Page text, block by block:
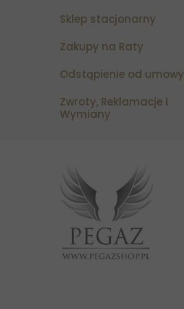
Sklep stacjonarny
Zakupy na Raty
Odstąpienie od umowy
Zwroty, Reklamacje i
Wymiany